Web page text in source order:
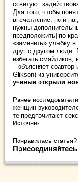
советуют
Для того, чтобы
впечатление, но и
нужны
предположить] по
«заменить» улыбку
друг с другом люди.
избегать смайликов,
– объясняет соавтор
Glikson) из
ученые открыли
Ранее
женщин-
те предпочитают
Источник
Понравилась